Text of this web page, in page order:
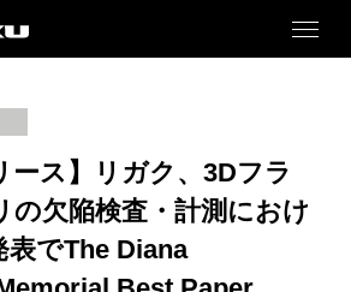
ース】リガク、3Dフラ
の欠陥検査・計測におけ
表でThe Diana